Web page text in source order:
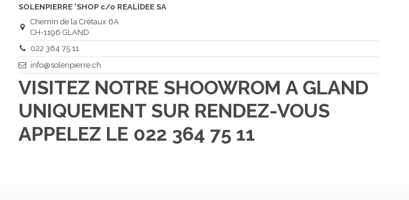
SOLENPIERRE 'SHOP c/o REALIDEE SA
Chemin de la Crétaux 6A
CH-1196 GLAND
022 364 75 11
info@solenpierre.ch
VISITEZ NOTRE SHOOWROM A GLAND
UNIQUEMENT SUR RENDEZ-VOUS
APPELEZ LE 022 364 75 11